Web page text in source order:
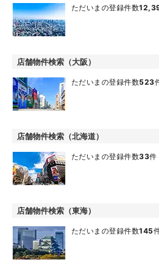
ただいまの登録件数
店舗物件検索（大阪）
ただいまの登録件数523
店舗物件検索（北海道）
ただいまの登録件数33件
店舗物件検索（東海）
ただいまの登録件数145